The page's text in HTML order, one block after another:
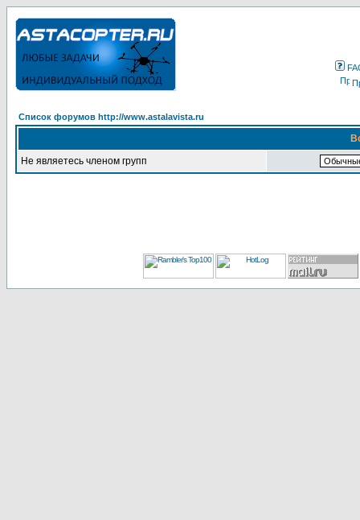
Список форумов http://www.astalavista.ru
Не являетесь членом групп